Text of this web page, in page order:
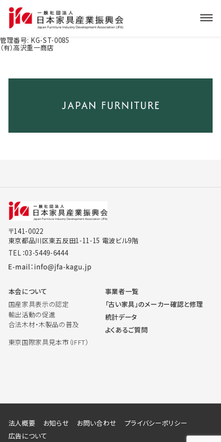
管理番号: KG-ST-0085
（有）高沢重一商店
〒141-0022
東京都品川区東五反田1-11-15 電波ビル9階
TEL：03-5449-6444
本会について
国産家具表示の認定
輸出活動の促進
合法木材・木製品の普及
東京国際家具見本市（IFFT）
事業者一覧
「古い家具」のメーカー確認と修理
統計データ
よくあるご質問
法人概要 お知らせ お問い合わせ
プライバシーポリシー
広告について